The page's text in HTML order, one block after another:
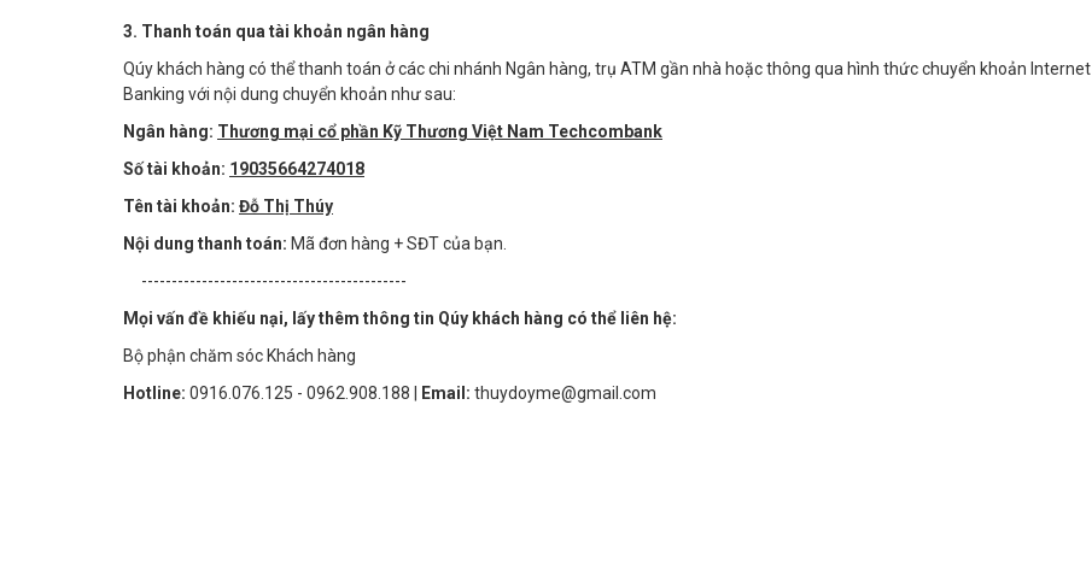
3. Thanh toán qua tài khoản ngân hàng
Qúy khách hàng có thể thanh toán ở các chi nhánh Ngân hàng, trụ ATM gần nhà hoặc thông qua hình thức chuyển khoản Internet
Banking với nội dung chuyển khoản như sau:
Ngân hàng: Thương mại cổ phần Kỹ Thương Việt Nam Techcombank
Số tài khoản: 19035664274018
Tên tài khoản: Đỗ Thị Thúy
Nội dung thanh toán: Mã đơn hàng + SĐT của bạn.
--------------------------------------------
Mọi vấn đề khiếu nại, lấy thêm thông tin Qúy khách hàng có thể liên hệ:
Bộ phận chăm sóc Khách hàng
Hotline: 0916.076.125 - 0962.908.188 | Email: thuydoyme@gmail.com